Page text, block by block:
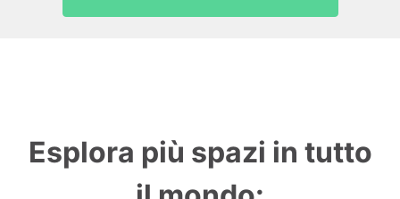
Esplora più spazi in tutto